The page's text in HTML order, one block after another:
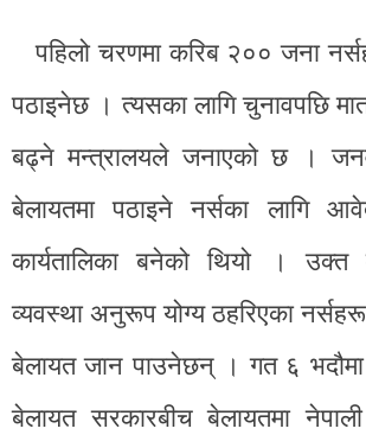
पहिलो चरणमा करिब २०० जना
पठाइनेछ । त्यसका लागि चुनावपछि
बढ्ने मन्त्रालयले जनाएको छ ।
बेलायतमा पठाइने नर्सका लागि
कार्यतालिका बनेको थियो । उक्त
व्यवस्था अनुरूप योग्य ठहरिएका नर्सहरू
बेलायत जान पाउनेछन् । गत ६
बेलायत सरकारबीच बेलायतमा नेपाली